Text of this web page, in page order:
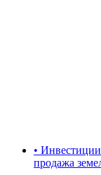
•
продажа